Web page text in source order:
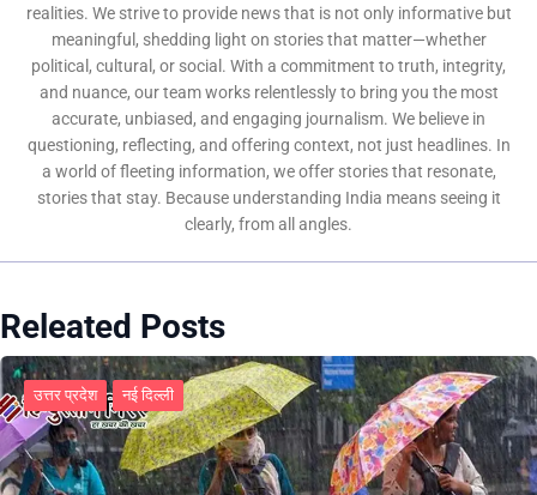
realities. We strive to provide news that is not only informative but
meaningful, shedding light on stories that matter—whether
political, cultural, or social. With a commitment to truth, integrity,
and nuance, our team works relentlessly to bring you the most
accurate, unbiased, and engaging journalism. We believe in
questioning, reflecting, and offering context, not just headlines. In
a world of fleeting information, we offer stories that resonate,
stories that stay. Because understanding India means seeing it
clearly, from all angles.
Releated Posts
उत्तर प्रदेश नई दिल्ली